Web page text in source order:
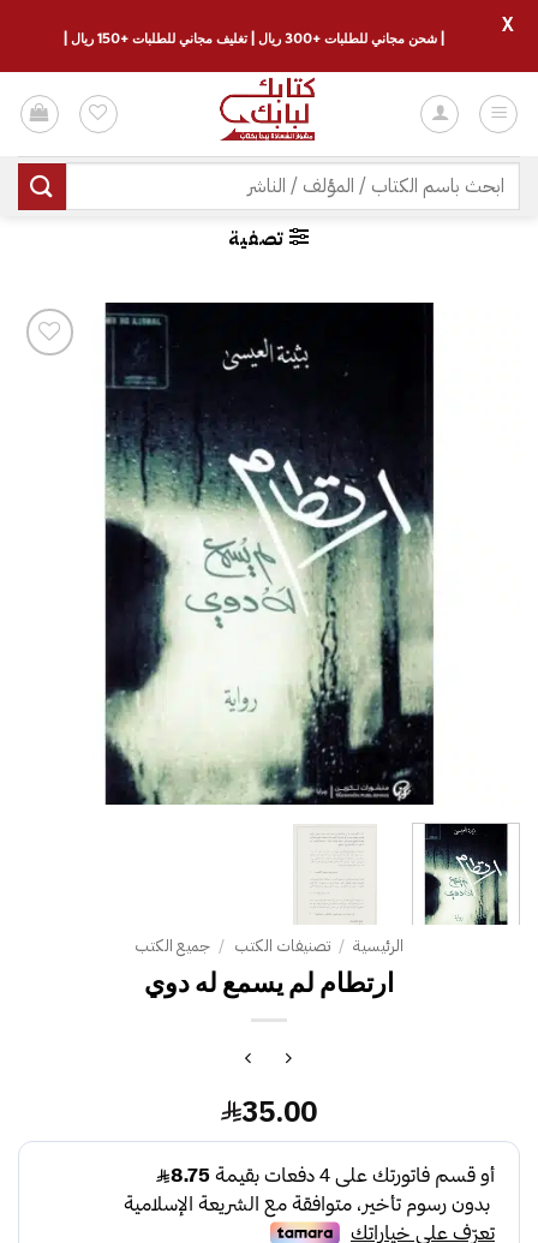
للمحتوى
البحث
عن:
تصفية
الرئيسية / تصنيفات الكتب / جميع الكتب
ارتطام لم يسمع له دوي
35.00
| شحن مجاني للطلبات +300 ريال | تغليف مجاني للطلبات +150 ريال |
X